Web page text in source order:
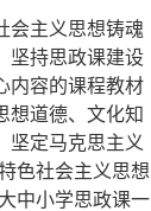
会主义思想铸魂
坚持思政课建设
内容的课程教材
想道德、文化知
坚定马克思主义
色社会主义思想
中小学思政课一